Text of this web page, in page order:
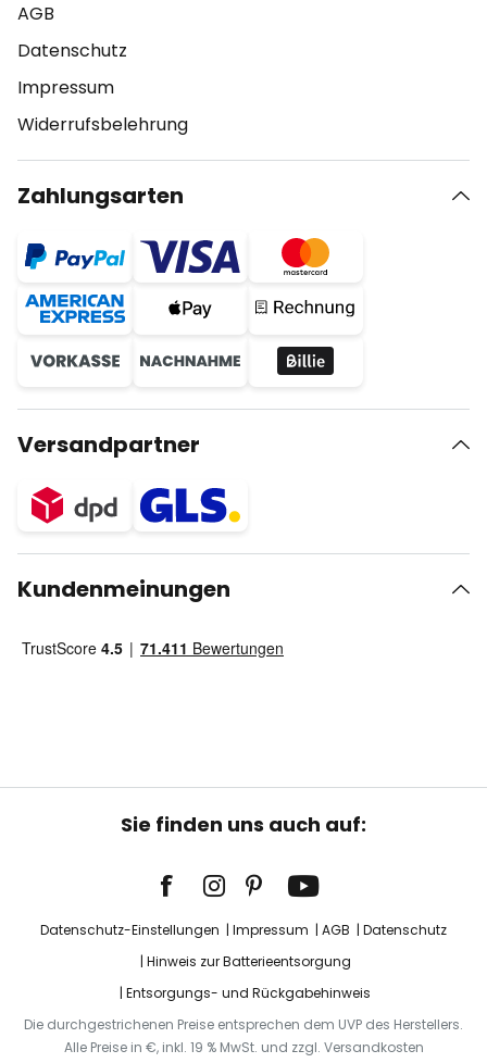
AGB
Datenschutz
Impressum
Widerrufsbelehrung
Zahlungsarten
Versandpartner
Kundenmeinungen
Sie finden uns auch auf:
Datenschutz-Einstellungen Impressum AGB
Datenschutz
Hinweis zur Batterieentsorgung
Entsorgungs- und Rückgabehinweis
Die durchgestrichenen Preise entsprechen dem UVP des Herstellers.
Alle Preise in €, inkl. 19 % MwSt. und zzgl. Versandkosten